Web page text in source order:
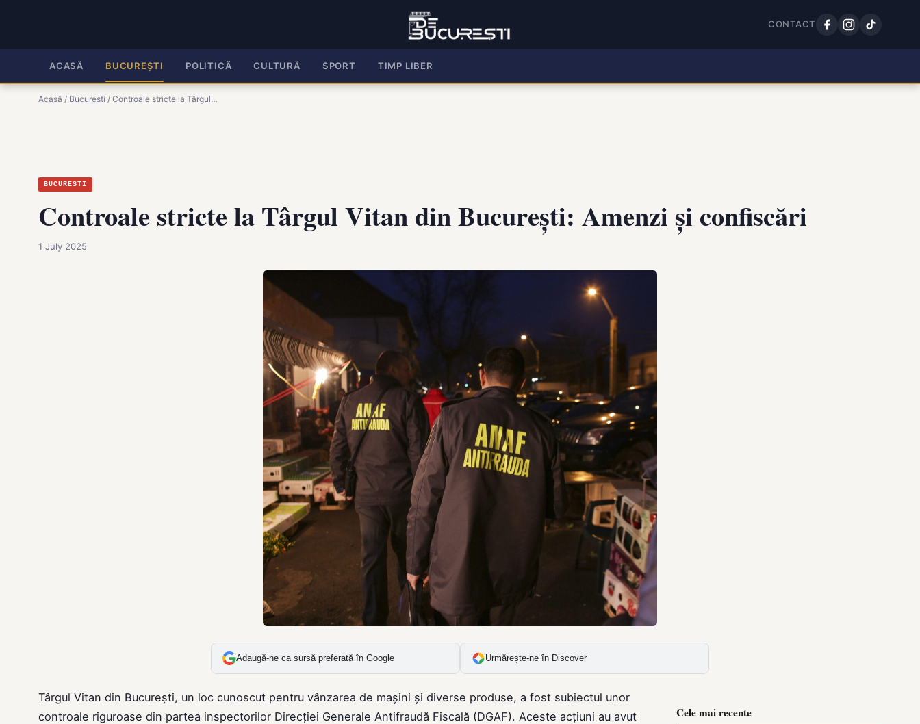
CONTACT
ACASĂ BUCUREȘTI POLITICĂ CULTURĂ SPORT TIMP LIBER
Acasă / Bucuresti / Controale stricte la Târgul…
BUCURESTI
Controale stricte la Târgul Vitan din București: Amenzi și confiscări
1 July 2025
Adaugă-ne ca sursă preferată în Google Urmărește-ne în Discover
Târgul Vitan din București, un loc cunoscut pentru vânzarea de mașini și diverse produse, a fost subiectul unor
controale riguroase din partea inspectorilor Direcției Generale Antifraudă Fiscală (DGAF). Aceste acțiuni au avut
Cele mai recente